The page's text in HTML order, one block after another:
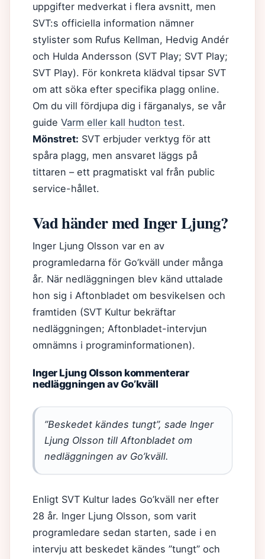
uppgifter medverkat i flera avsnitt, men
SVT:s officiella information nämner
stylister som Rufus Kellman, Hedvig Andér
och Hulda Andersson (SVT Play; SVT Play;
SVT Play). För konkreta klädval tipsar SVT
om att söka efter specifika plagg online.
Om du vill fördjupa dig i färganalys, se vår
guide Varm eller kall hudton test.
Mönstret: SVT erbjuder verktyg för att
spåra plagg, men ansvaret läggs på
tittaren – ett pragmatiskt val från public
service-hållet.
Vad händer med Inger Ljung?
Inger Ljung Olsson var en av
programledarna för Go’kväll under många
år. När nedläggningen blev känd uttalade
hon sig i Aftonbladet om besvikelsen och
framtiden (SVT Kultur bekräftar
nedläggningen; Aftonbladet-intervjun
omnämns i programinformationen).
Inger Ljung Olsson kommenterar
nedläggningen av Go’kväll
”Beskedet kändes tungt”, sade Inger
Ljung Olsson till Aftonbladet om
nedläggningen av Go’kväll.
Enligt SVT Kultur lades Go’kväll ner efter
28 år. Inger Ljung Olsson, som varit
programledare sedan starten, sade i en
intervju att beskedet kändes ”tungt” och